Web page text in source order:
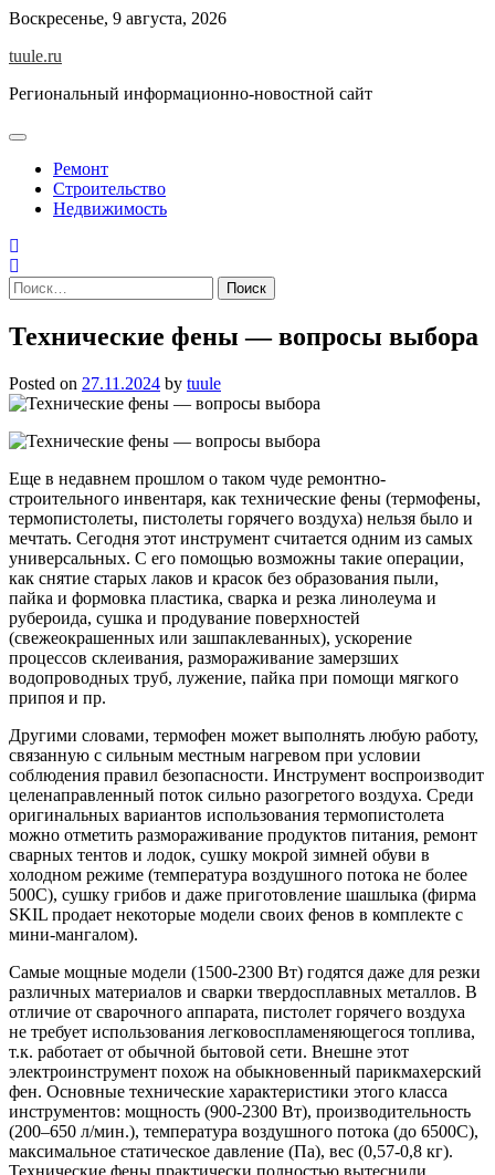
Skip
content
Воскресенье, 9 августа, 2026
tuule.ru
Региональный информационно-новостной сайт
Ремонт
Строительство
Недвижимость
Найти:
Технические фены — вопросы выбора
Posted on 27.11.2024 by tuule
Еще в недавнем прошлом о таком чуде ремонтно-
строительного инвентаря, как технические фены (термофены,
термопистолеты, пистолеты горячего воздуха) нельзя было и
мечтать. Сегодня этот инструмент считается одним из самых
универсальных. С его помощью возможны такие операции,
как снятие старых лаков и красок без образования пыли,
пайка и формовка пластика, сварка и резка линолеума и
рубероида, сушка и продувание поверхностей
(свежеокрашенных или зашпаклеванных), ускорение
процессов склеивания, размораживание замерзших
водопроводных труб, лужение, пайка при помощи мягкого
припоя и пр.
Другими словами, термофен может выполнять любую работу,
связанную с сильным местным нагревом при условии
соблюдения правил безопасности. Инструмент воспроизводит
целенаправленный поток сильно разогретого воздуха. Среди
оригинальных вариантов использования термопистолета
можно отметить размораживание продуктов питания, ремонт
сварных тентов и лодок, сушку мокрой зимней обуви в
холодном режиме (температура воздушного потока не более
500С), сушку грибов и даже приготовление шашлыка (фирма
SKIL продает некоторые модели своих фенов в комплекте с
мини-мангалом).
Самые мощные модели (1500-2300 Вт) годятся даже для резки
различных материалов и сварки твердосплавных металлов. В
отличие от сварочного аппарата, пистолет горячего воздуха
не требует использования легковоспламеняющегося топлива,
т.к. работает от обычной бытовой сети. Внешне этот
электроинструмент похож на обыкновенный парикмахерский
фен. Основные технические характеристики этого класса
инструментов: мощность (900-2300 Вт), производительность
(200–650 л/мин.), температура воздушного потока (до 6500С),
максимальное статическое давление (Па), вес (0,57-0,8 кг).
Технические фены практически полностью вытеснили